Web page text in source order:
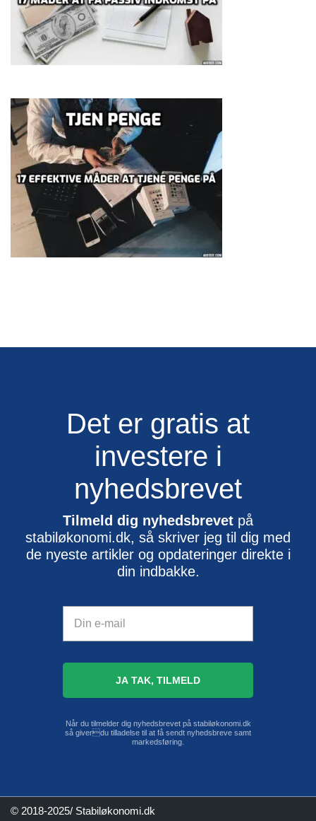
Det er gratis at
investere i
nyhedsbrevet
Tilmeld dig nyhedsbrevet på
stabiløkonomi.dk, så skriver jeg til dig med
de nyeste artikler og opdateringer direkte i
din indbakke.
Når du tilmelder dig nyhedsbrevet på stabiløkonomi.dk
så giverdu tilladelse til at få sendt nyhedsbreve samt
markedsføring.
© 2018-2025/ Stabiløkonomi.dk